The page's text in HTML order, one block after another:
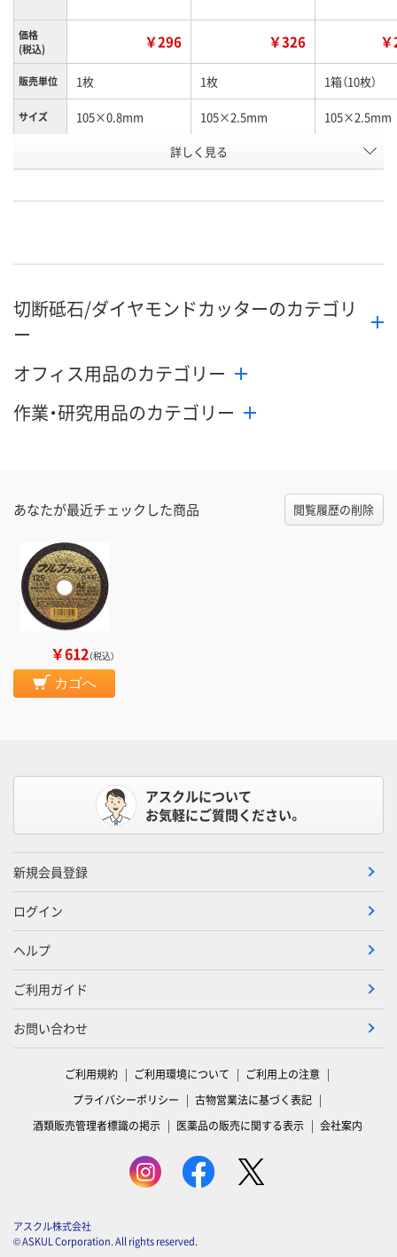
価格
(税込)
￥296 ￥326
販売単位 1枚 1枚 1箱（10枚）
サイズ 105×0.8mm 105×2.5mm 105×2.5mm
X699935 U474046
カゴへ カゴへ
した
詳しく見る
切断砥石/ダイヤモンドカッターのカテゴリ
ー
オフィス用品のカテゴリー
作業・研究用品のカテゴリー
あなたが最近チェックした商品 閲覧履歴の削除
￥612（税込）
カゴへ
アスクルについて
お気軽にご質問ください。
新規会員登録
ログイン
ヘルプ
ご利用ガイド
お問い合わせ
ご利用規約 ご利用環境について
ご利用上の注意
プライバシーポリシー
古物営業法に基づく表記
酒類販売管理者標識の掲示
医薬品の販売に関する表示 会社案内
アスクル株式会社
© ASKUL Corporation. All rights reserved.